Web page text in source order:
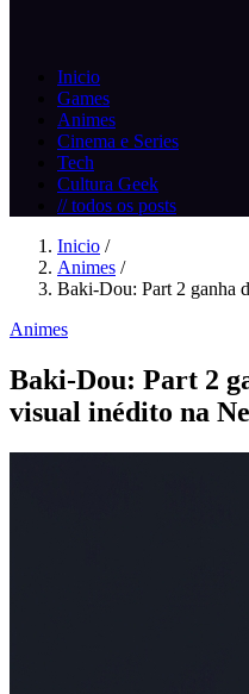
Inicio
Games
Animes
Cinema e Series
Tech
Cultura Geek
// todos os posts
Inicio /
Animes /
Baki-Dou: Part 2 ganha
Animes
Baki-Dou: Part 2
visual inédito na